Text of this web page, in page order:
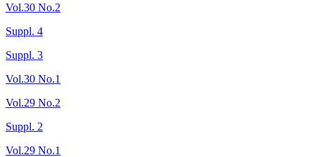
Vol.30 No.2
Suppl. 4
Suppl. 3
Vol.30 No.1
Vol.29 No.2
Suppl. 2
Vol.29 No.1